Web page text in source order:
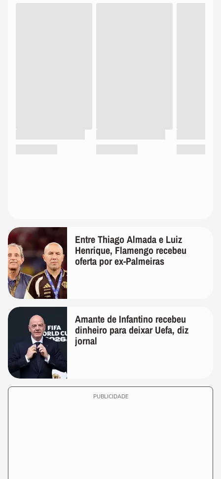
Entre Thiago Almada e Luiz
Henrique, Flamengo recebeu
oferta por ex-Palmeiras
Amante de Infantino recebeu
dinheiro para deixar Uefa, diz
jornal
PUBLICIDADE